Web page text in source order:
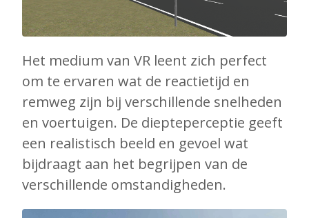
Het medium van VR leent zich perfect
om te ervaren wat de reactietijd en
remweg zijn bij verschillende snelheden
en voertuigen. De diepteperceptie geeft
een realistisch beeld en gevoel wat
bijdraagt aan het begrijpen van de
verschillende omstandigheden.